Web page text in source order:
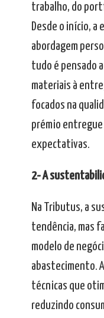
trabalho, do
Desde o início, a
abordagem
tudo é pensado
materiais à
focados na
prémio entregue
expectativas.
2- A
Na Tributus, a
tendência, mas
modelo de
abastecimento.
técnicas que
reduzindo